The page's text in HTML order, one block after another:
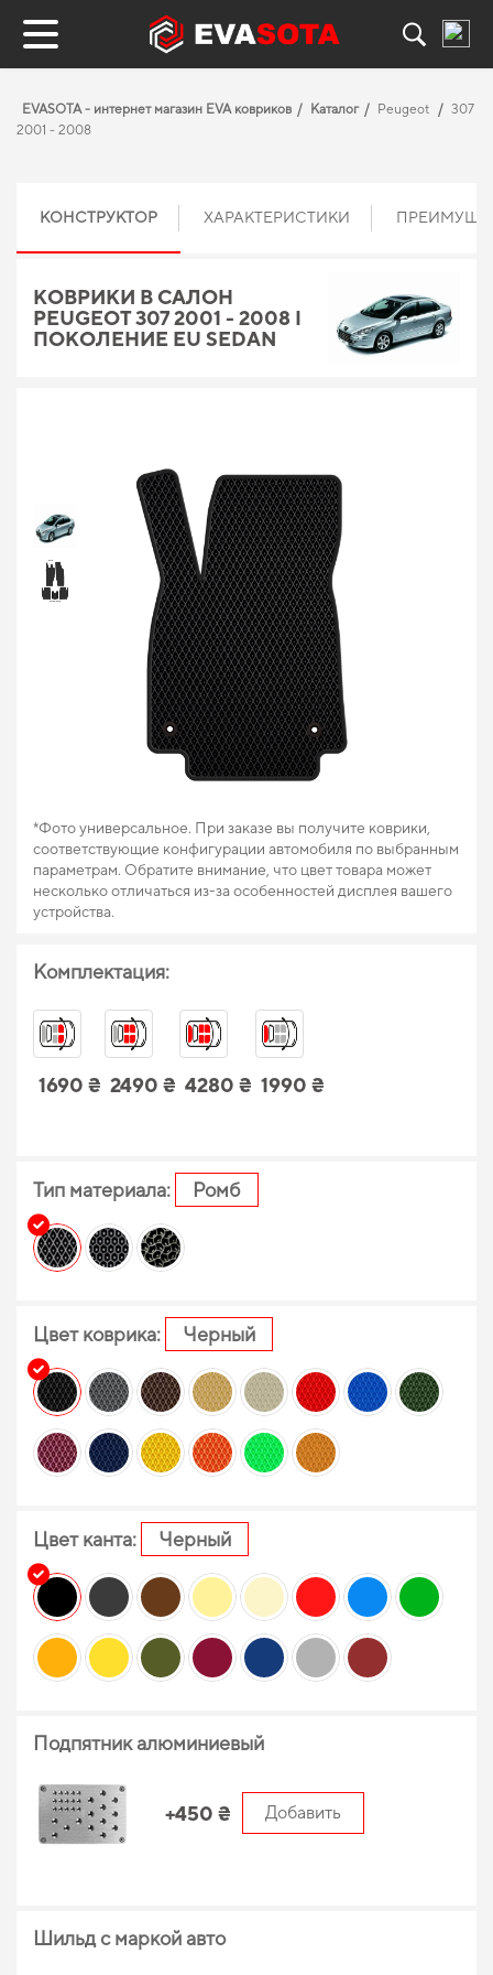
EVASOTA - интернет магазин EVA ковриков Каталог Peugeot
307
2001 - 2008
КОНСТРУКТОР ХАРАКТЕРИСТИКИ
КОВРИКИ В САЛОН
PEUGEOT 307 2001 - 2008 I
ПОКОЛЕНИЕ EU SEDAN
*Фото универсальное. При заказе вы получите коврики,
соответствующие конфигурации автомобиля по выбранным
параметрам. Обратите внимание, что цвет товара может
несколько отличаться из-за особенностей дисплея вашего
устройства.
Комплектация:
1690 ₴ 2490 ₴ 4280 ₴ 1990 ₴
Тип материала: Ромб
Цвет коврика: Черный
Цвет канта: Черный
Подпятник алюминиевый
+450 ₴ Добавить
Шильд с маркой авто